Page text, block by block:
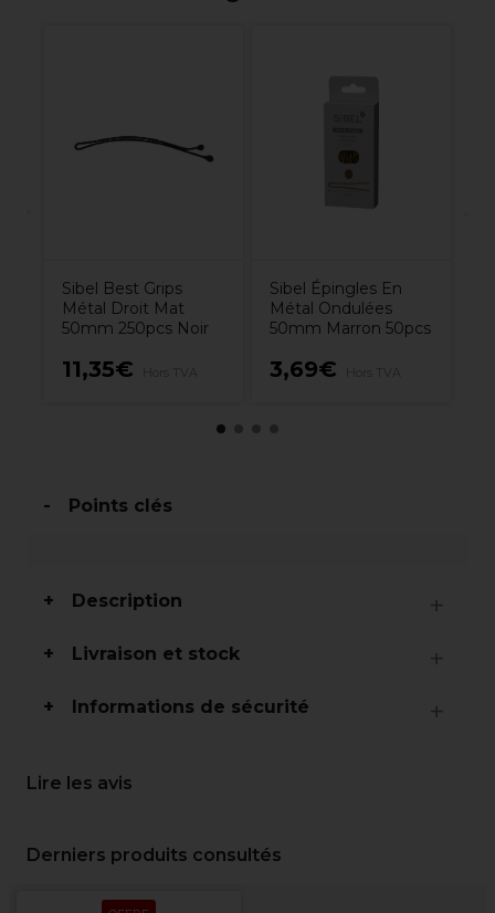
Sibel Best Grips
Métal Droit Mat
50mm 250pcs Noir
11,35€
Sibel Épingles En
Métal Ondulées
50mm Marron 50pcs
3,69€
Points clés
Description
Livraison et stock
Informations de sécurité
Lire les avis
Derniers produits consultés